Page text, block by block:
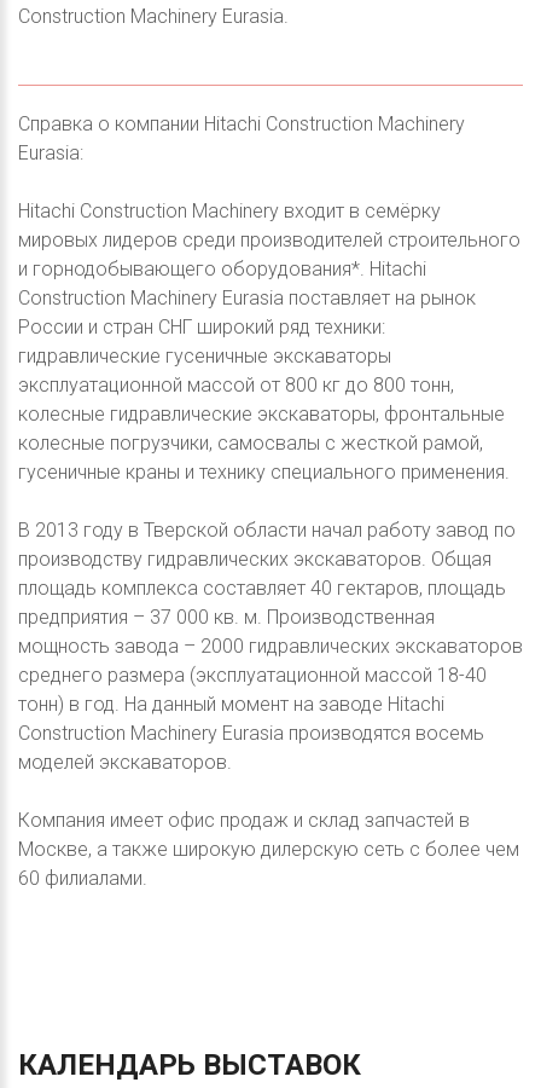
Construction Machinery Eurasia.
Справка о компании Hitachi Construction Machinery
Eurasia:
Hitachi Construction Machinery входит в семёрку
мировых лидеров среди производителей строительного
и горнодобывающего оборудования*. Hitachi
Construction Machinery Eurasia поставляет на рынок
России и стран СНГ широкий ряд техники:
гидравлические гусеничные экскаваторы
эксплуатационной массой от 800 кг до 800 тонн,
колесные гидравлические экскаваторы, фронтальные
колесные погрузчики, самосвалы с жесткой рамой,
гусеничные краны и технику специального применения.
В 2013 году в Тверской области начал работу завод по
производству гидравлических экскаваторов. Общая
площадь комплекса составляет 40 гектаров, площадь
предприятия – 37 000 кв. м. Производственная
мощность завода – 2000 гидравлических экскаваторов
среднего размера (эксплуатационной массой 18-40
тонн) в год. На данный момент на заводе Hitachi
Construction Machinery Eurasia производятся восемь
моделей экскаваторов.
Компания имеет офис продаж и склад запчастей в
Москве, а также широкую дилерскую сеть с более чем
60 филиалами.
КАЛЕНДАРЬ ВЫСТАВОК